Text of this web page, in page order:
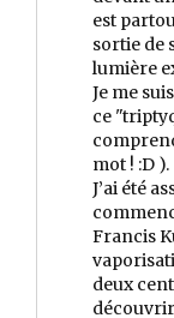
est
sortie de
lumière
Je me
ce
mot ! :D ).
J’ai été
Francis
deux